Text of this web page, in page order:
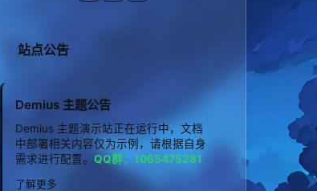
站点公告
Demius 主题公告
Demius 主题演示站正在运行中，文档
中部署相关内容仅为示例，请根据自身
需求进行配置。 QQ群：1065475281
了解更多